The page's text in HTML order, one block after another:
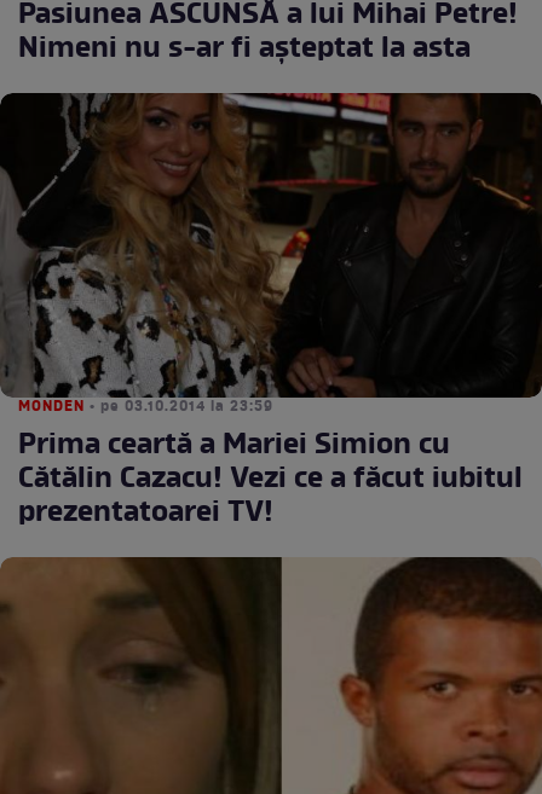
Pasiunea ASCUNSĂ a lui Mihai Petre!
Nimeni nu s-ar fi aşteptat la asta
MONDEN • pe 03.10.2014 la 23:59
Prima ceartă a Mariei Simion cu
Cătălin Cazacu! Vezi ce a făcut iubitul
prezentatoarei TV!